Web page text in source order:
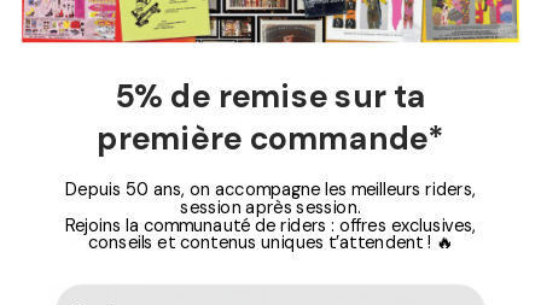
Tissu extensible (92% Nylon / 8% Spandex):
Ajustement parfait et séchage rapide
sécurisé pendant l’activité
Design Colorblock: Large choix de coloris
Paiement Sécurisé
5% de remise sur ta
première commande*
Depuis 50 ans, on accompagne les meilleurs riders,
session après session.
Rejoins la communauté de riders : offres exclusives,
conseils et contenus uniques t’attendent ! 🔥